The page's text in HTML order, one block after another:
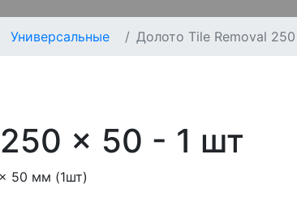
Универсальные Долото Tile Removal
x 50 - 1 шт
50 мм (1шт)